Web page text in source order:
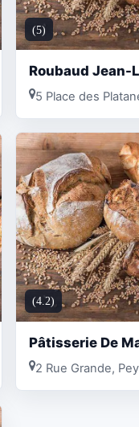
(5)
Roubaud Jean-
5 Place des
(4.2)
Pâtisserie De
2 Rue Grande,